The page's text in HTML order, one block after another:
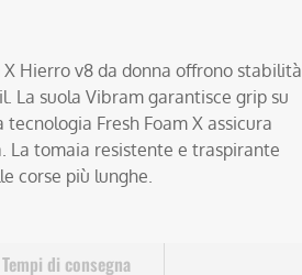
X Hierro v8 da donna offrono stabilità
La suola Vibram garantisce grip su
Fresh Foam X assicura
La tomaia resistente e traspirante
corse più lunghe.
Tempi di consegna